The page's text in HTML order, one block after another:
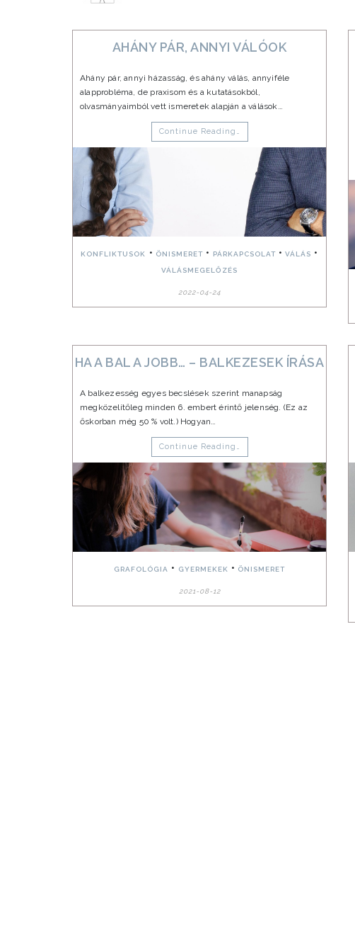
AHÁNY PÁR, ANNYI VÁLÓOK
Ahány pár, annyi házasság, és ahány válás, annyiféle
alapprobléma, de praxisom és a kutatásokból,
olvasmányaimból vett ismeretek alapján a válások…
Continue Reading…
KONFLIKTUSOK • ÖNISMERET• PÁRKAPCSOLAT•VÁLÁS •
VÁLÁSMEGELŐZÉS
2022-04-24
HA A BAL A JOBB… – BALKEZESEK ÍRÁSA
A balkezesség egyes becslések szerint manapság
megközelítőleg minden 6. embert érintő jelenség. (Ez az
őskorban még 50 % volt.) Hogyan…
Continue Reading…
GRAFOLÓGIA • GYERMEKEK • ÖNISMERET
2021-08-12